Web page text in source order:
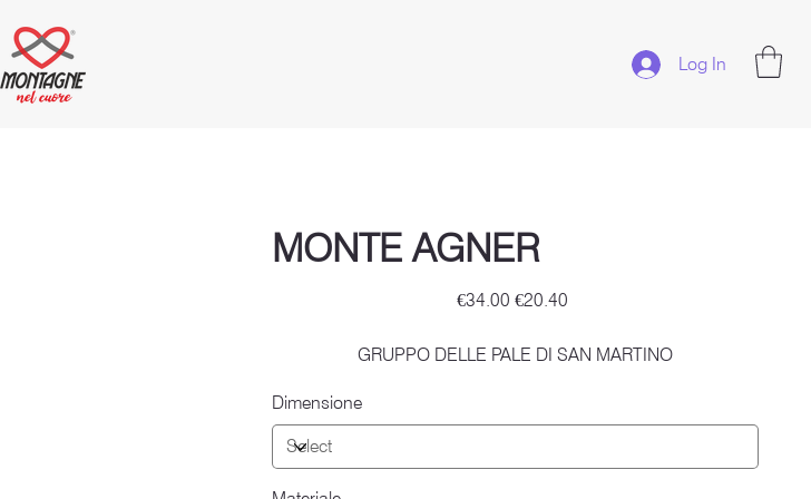
Log In
MONTE AGNER
Original
price
€34.00
Sale
price
€20.40
GRUPPO DELLE PALE DI SAN MARTINO
Dimensione